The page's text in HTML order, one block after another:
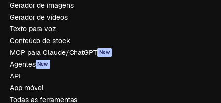
Gerador de imagens
Gerador de vídeos
Texto para voz
Conteúdo de stock
MCP para Claude/ChatGPT New
Agentes New
API
App móvel
Todas as ferramentas